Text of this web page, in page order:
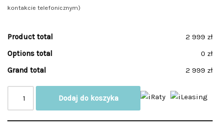
kontakcie telefonicznym)
Product total
2 999 zł
Options total
0 zł
Grand total
2 999 zł
Dodaj do koszyka